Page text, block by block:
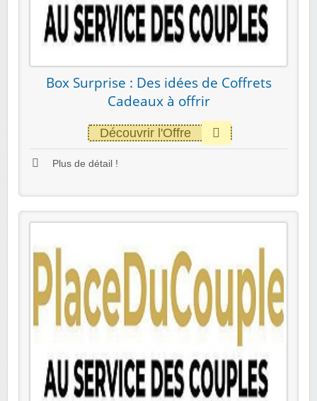
Box Surprise : Des idées de Coffrets
Cadeaux à offrir
Découvrir l'Offre
Plus de détail !